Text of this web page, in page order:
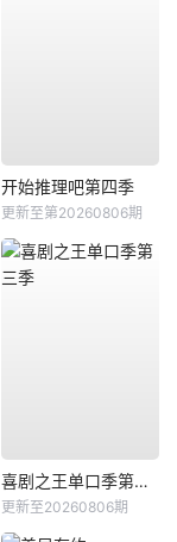
开始推理吧第四季
更新至第20260806期
喜剧之王单口季第三季
更新至20260806期